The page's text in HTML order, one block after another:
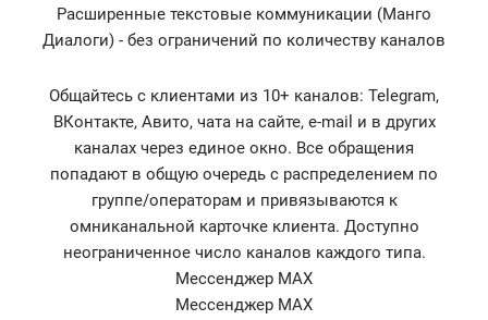
Расширенные текстовые коммуникации (Манго
Диалоги) - без ограничений по количеству каналов
Общайтесь с клиентами из 10+ каналов: Telegram,
ВКонтакте, Авито, чата на сайте, e-mail и в других
каналах через единое окно. Все обращения
попадают в общую очередь с распределением по
группе/операторам и привязываются к
омниканальной карточке клиента. Доступно
неограниченное число каналов каждого типа.
Мессенджер MAX
Мессенджер MAX